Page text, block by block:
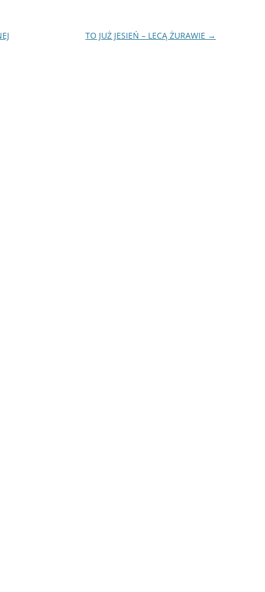
TO JUŻ JESIEŃ – LECĄ ŻURAWIE →